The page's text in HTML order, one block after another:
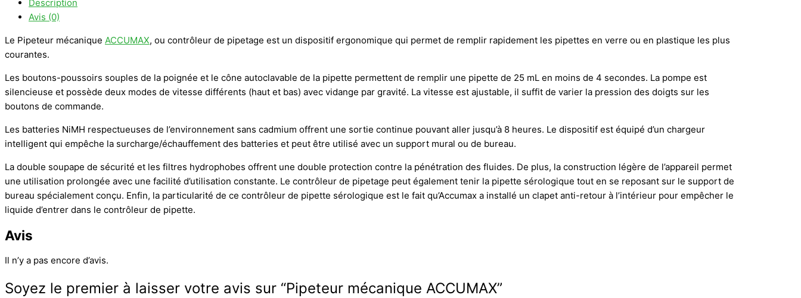
Description
Avis (0)
Le Pipeteur mécanique ACCUMAX, ou contrôleur de pipetage est un dispositif ergonomique qui permet de remplir rapidement les pipettes en verre ou en plastique les plus
courantes.
Les boutons-poussoirs souples de la poignée et le cône autoclavable de la pipette permettent de remplir une pipette de 25 mL en moins de 4 secondes. La pompe est
silencieuse et possède deux modes de vitesse différents (haut et bas) avec vidange par gravité. La vitesse est ajustable, il suffit de varier la pression des doigts sur les
boutons de commande.
Les batteries NiMH respectueuses de l’environnement sans cadmium offrent une sortie continue pouvant aller jusqu’à 8 heures. Le dispositif est équipé d’un chargeur
intelligent qui empêche la surcharge/échauffement des batteries et peut être utilisé avec un support mural ou de bureau.
La double soupape de sécurité et les filtres hydrophobes offrent une double protection contre la pénétration des fluides. De plus, la construction légère de l’appareil permet
une utilisation prolongée avec une facilité d’utilisation constante. Le contrôleur de pipetage peut également tenir la pipette sérologique tout en se reposant sur le support de
bureau spécialement conçu. Enfin, la particularité de ce contrôleur de pipette sérologique est le fait qu’Accumax a installé un clapet anti-retour à l’intérieur pour empêcher le
liquide d’entrer dans le contrôleur de pipette.
Avis
Il n’y a pas encore d’avis.
Soyez le premier à laisser votre avis sur “Pipeteur mécanique ACCUMAX”